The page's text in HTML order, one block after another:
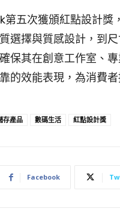
第五次獲頒紅點設計
選擇與質感設計，到
保其在創意工作室、
的效能表現，為消費
存產品 數碼生活 紅點設計獎
Facebook